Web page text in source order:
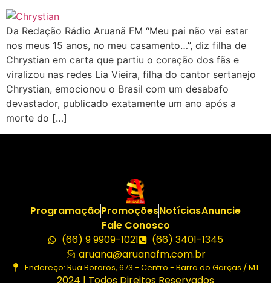
Da Redação Rádio Aruanã FM “Meu pai não vai estar
nos meus 15 anos, no meu casamento…”, diz filha de
Chrystian em carta que partiu o coração dos fãs e
viralizou nas redes Lia Vieira, filha do cantor sertanejo
Chrystian, emocionou o Brasil com um desabafo
devastador, publicado exatamente um ano após a
morte do […]
ProgramaçãoPromoçõesNotíciasAnuncie
Fale Conosco
(66) 9 9909-1021
(66) 3401-1345
aruana@aruanafm.com.br
Endereço: Rua Bororos, 673 - Centro - Barra do Garças / MT
2024 | Todos Direitos Reservados